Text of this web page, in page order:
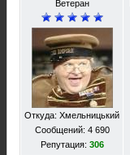
Ветеран
Откуда: Хмельницький
Сообщений: 4 690
Репутация: 306